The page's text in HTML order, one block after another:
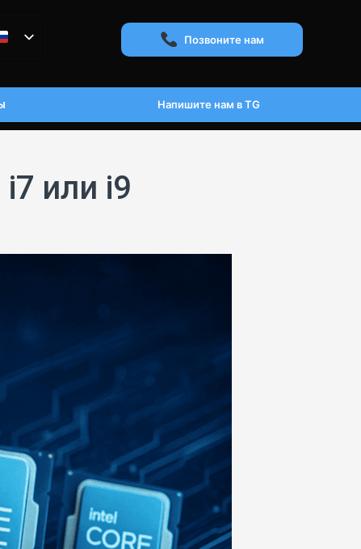
Позвоните нам
Напишите нам в TG
или i9